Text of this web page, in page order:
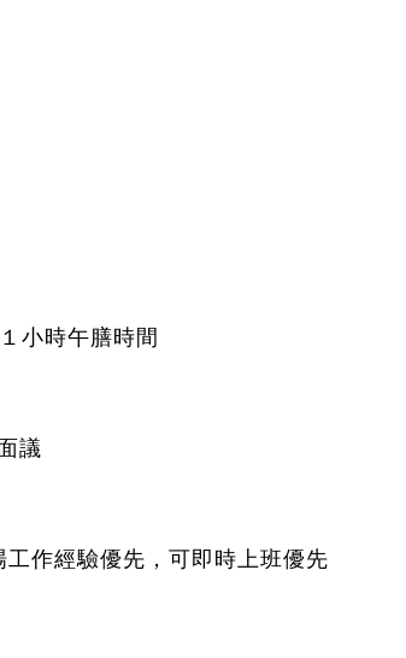
小時午膳時間
議
作經驗優先，可即時上班優先